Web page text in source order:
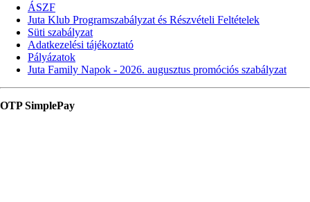
ÁSZF
Juta Klub Programszabályzat és Részvételi Feltételek
Süti szabályzat
Adatkezelési tájékoztató
Pályázatok
Juta Family Napok - 2026. augusztus promóciós szabályzat
OTP SimplePay